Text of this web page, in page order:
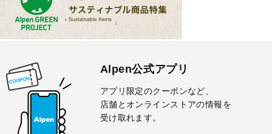
Alpen公式アプリ
アプリ限定のクーポンなど、
店舗とオンラインストアの情報を
受け取れます。